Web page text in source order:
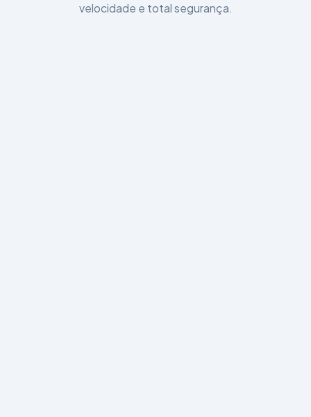
velocidade e total segurança.